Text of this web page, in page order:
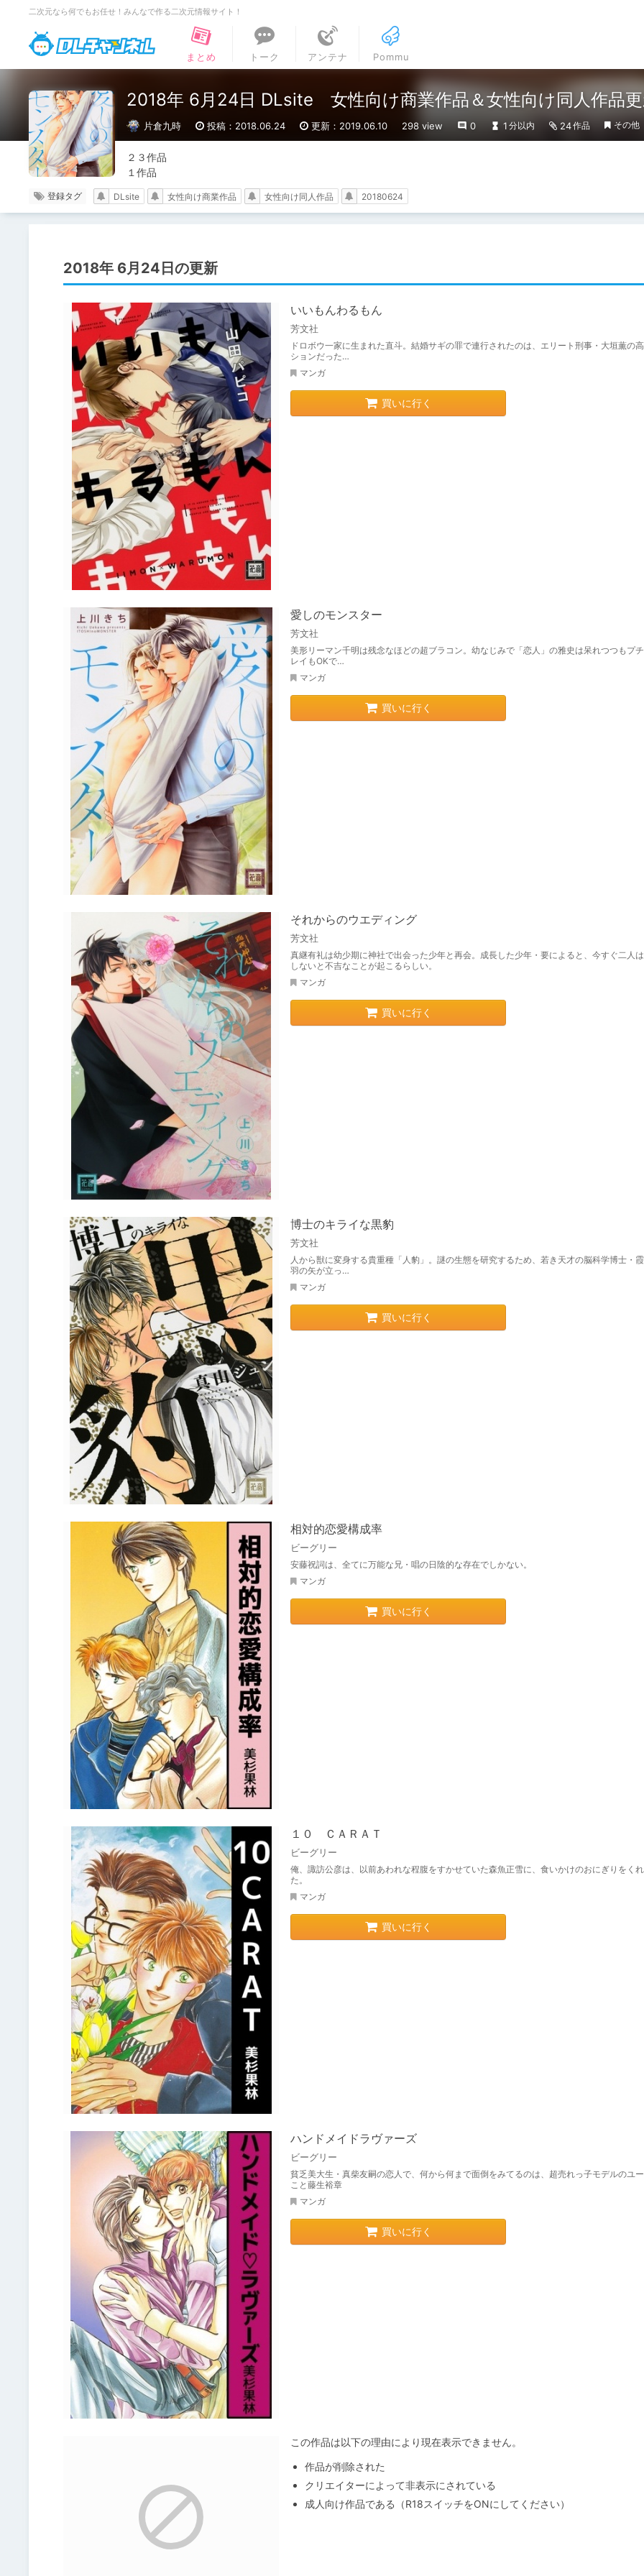
二次元なら何でもお任せ！みんなで作る二次元情報サイト！
DLチャンネル
まとめ
トーク アンテナ Pommu
2018年 6月24日 DLsite 女性向け商業作品＆女性向け同人作品
片倉九時 投稿：2018.06.24 更新：2019.06.10 298 view 0 1 分以内 24作品 その他
２３作品
１作品
登録タグ DLsite 女性向け商業作品 女性向け同人作品 20180624
2018年 6月24日の更新
いいもんわるもん
芳文社
ドロボウ一家に生まれた直斗。結婚サギの罪で連行されたのは、エリート刑事・大垣薫の
ションだった…
マンガ
買いに行く
愛しのモンスター
芳文社
美形リーマン千明は残念なほどの超ブラコン。幼なじみで「恋人」の雅史は呆れつつもプ
レイもOKで…
マンガ
買いに行く
それからのウエディング
芳文社
真継有礼は幼少期に神社で出会った少年と再会。成長した少年・要によると、今すぐ二人
しないと不吉なことが起こるらしい。
マンガ
買いに行く
博士のキライな黒豹
芳文社
人から獣に変身する貴重種「人豹」。謎の生態を研究するため、若き天才の脳科学博士・
羽の矢が立っ…
マンガ
買いに行く
相対的恋愛構成率
ビーグリー
安藤祝詞は、全てに万能な兄・唱の日陰的な存在でしかない。
マンガ
買いに行く
１０ ＣＡＲＡＴ
ビーグリー
俺、諏訪公彦は、以前あわれな程腹をすかせていた森魚正雪に、食いかけのおにぎりをく
た。
マンガ
買いに行く
ハンドメイドラヴァーズ
ビーグリー
貧乏美大生・真柴友嗣の恋人で、何から何まで面倒をみてるのは、超売れっ子モデルのユ
こと藤生裕章
マンガ
買いに行く
この作品は以下の理由により現在表示できません。
作品が削除された
クリエイターによって非表示にされている
成人向け作品である（R18スイッチをONにしてください）